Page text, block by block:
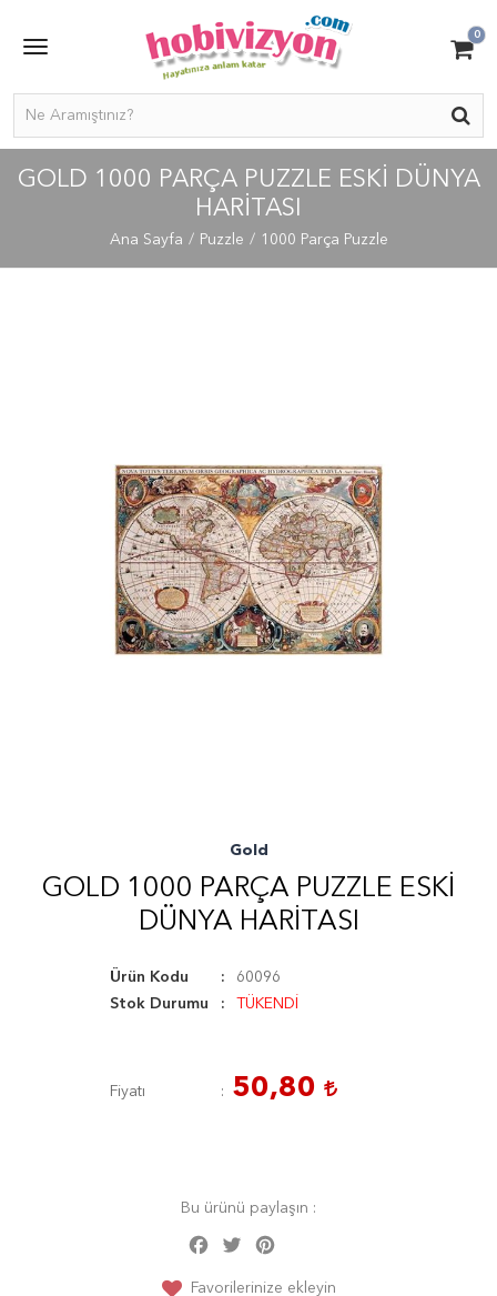
0
GOLD 1000 PARÇA PUZZLE ESKI DÜNYA
HARITASI
Ana Sayfa Puzzle 1000 Parça Puzzle
Gold
GOLD 1000 PARÇA PUZZLE ESKI
DÜNYA HARITASI
Ürün Kodu
60096
Stok Durumu
TÜKENDİ
Fiyatı 50,80
Bu ürünü paylaşın :
Facebook
Twitter
Favorilerinize ekleyin